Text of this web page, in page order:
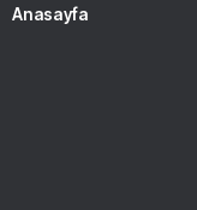
Anasayfa